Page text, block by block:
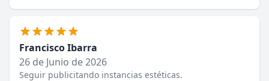
Francisco Ibarra
26 de Junio de 2026
Seguir publicitando instancias estéticas.